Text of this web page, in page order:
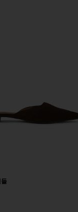
MOCKTAIL 2 샌들